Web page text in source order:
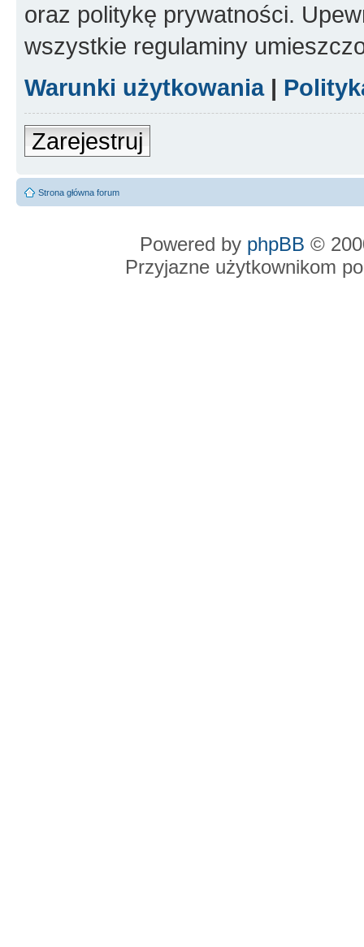
oraz politykę prywatności.
wszystkie regulaminy
Warunki użytkowania|
Zarejestruj
Strona główna forum
Powered by phpBB ©
Przyjazne użytkownikom